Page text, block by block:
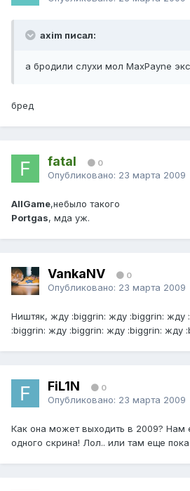
axim писал:
а бродили слухи мол MaxPayne
бред
fatal 0
Опубликовано: 23 марта 2009
AllGame,небыло такого
Portgas, мда уж.
VankaNV 0
Опубликовано: 23 марта 2009
Ништяк, жду :biggrin: жду :biggrin: жду
:biggrin: жду :biggrin: жду :biggrin: жду
FiL1N 0
Опубликовано: 23 марта 2009
Как она может выходить в 2009? Нам
одного скрина! Лол.. или там еще